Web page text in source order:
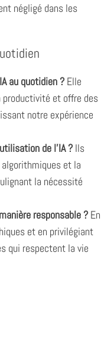
négligé dans les
au quotidien ?Elle
et offre des
notre expérience
de l’IA ?Ils
et la
la nécessité
responsable ?En
et en privilégiant
qui respectent la vie